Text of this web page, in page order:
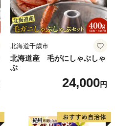
北海道千歳市
北海道産 毛がにしゃぶしゃ
ぶ
24,000円